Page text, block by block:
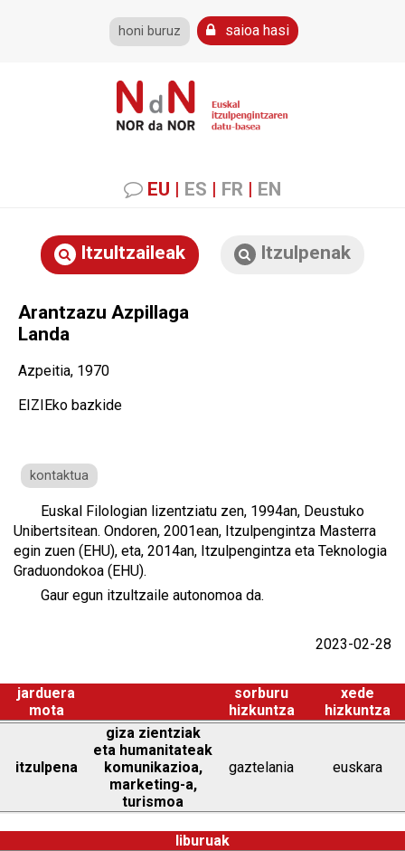
honi buruz saioa hasi
EU | ES | FR | EN
Itzultzaileak Itzulpenak
Arantzazu Azpillaga
Landa
Azpeitia, 1970
EIZIEko bazkide
kontaktua
Euskal Filologian lizentziatu zen, 1994an, Deustuko
Unibertsitean. Ondoren, 2001ean, Itzulpengintza Masterra
egin zuen (EHU), eta, 2014an, Itzulpengintza eta Teknologia
Graduondokoa (EHU).
Gaur egun itzultzaile autonomoa da.
2023-02-28
jarduera
mota
sorburu
hizkuntza
xede
hizkuntza
itzulpena
giza zientziak
eta humanitateak
komunikazioa,
marketing-a,
turismoa
gaztelania euskara
liburuak